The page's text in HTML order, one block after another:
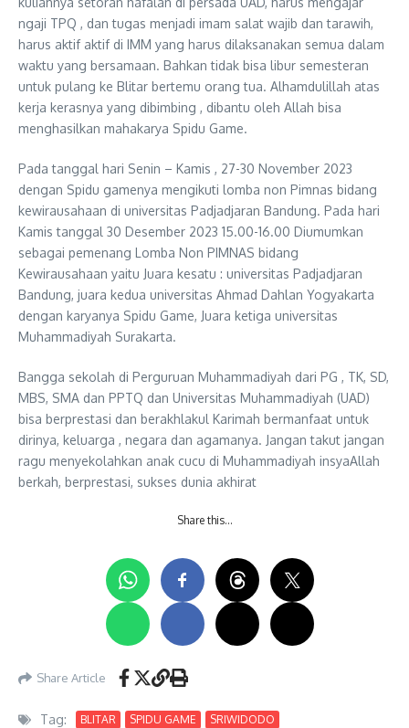
ngaji TPQ , dan tugas menjadi imam salat wajib dan tarawih,
harus aktif aktif di IMM yang harus dilaksanakan semua dalam
waktu yang bersamaan. Bahkan tidak bisa libur semesteran
untuk pulang ke Blitar bertemu orang tua. Alhamdulillah atas
kerja kerasnya yang dibimbing , dibantu oleh Allah bisa
menghasilkan mahakarya Spidu Game.
Pada tanggal hari Senin – Kamis , 27-30 November 2023
dengan Spidu gamenya mengikuti lomba non Pimnas bidang
kewirausahaan di universitas Padjadjaran Bandung. Pada hari
Kamis tanggal 30 Desember 2023 15.00-16.00 Diumumkan
sebagai pemenang Lomba Non PIMNAS bidang
Kewirausahaan yaitu Juara kesatu : universitas Padjadjaran
Bandung, juara kedua universitas Ahmad Dahlan Yogyakarta
dengan karyanya Spidu Game, Juara ketiga universitas
Muhammadiyah Surakarta.
Bangga sekolah di Perguruan Muhammadiyah dari PG , TK, SD,
MBS, SMA dan PPTQ dan Universitas Muhammadiyah (UAD)
bisa berprestasi dan berakhlakul Karimah bermanfaat untuk
dirinya, keluarga , negara dan agamanya. Jangan takut jangan
ragu menyekolahkan anak cucu di Muhammadiyah insyaAllah
berkah, berprestasi, sukses dunia akhirat
Share this…
Share Article
Tag: BLITAR SPIDU GAME SRIWIDODO